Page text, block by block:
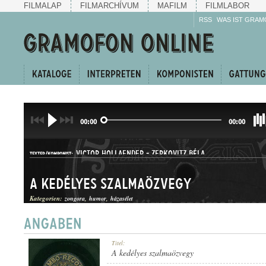
FILMALAP FILMARCHÍVUM MAFILM FILMLABOR
RSS WAS IST
00:00 00:00
TEXTER/KOMPONIST: VICTOR HOLLAENDER -ZERKOVITZ BÉLA
KUPLÉ
A kedélyes szalmaözvegy
Kategorien: zongora humor házasélet
Titel:
A kedélyes szalmaözvegy